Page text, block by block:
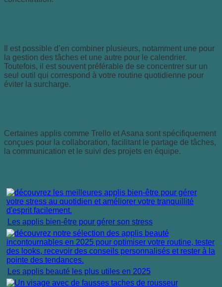
Il est possible d’en combiner plusieurs, notamment une pour
la gestion des tâches et une autre pour le calendrier.
Toutefois, il est souvent préférable de se concentrer sur un
seul outil qui correspond à votre routine quotidienne pour
éviter la surcharge.
Certaines applis comme Trello et Asana sont spécifiquement
conçues pour la collaboration, facilitant le partage de tâches,
la communication et le suivi des projets en équipe.
Les applis bien-être pour gérer son stress
Les applis beauté les plus utiles en 2025